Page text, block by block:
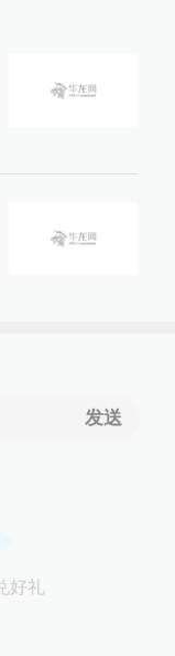
发送
好礼